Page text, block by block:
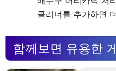
클리너를 추가하면
함께보면 유용한